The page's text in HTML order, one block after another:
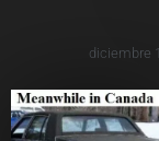
diciembre